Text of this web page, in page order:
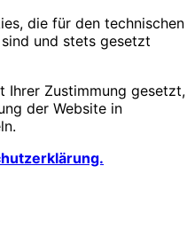
die für den technischen
und stets gesetzt
Ihrer Zustimmung gesetzt,
der Website in